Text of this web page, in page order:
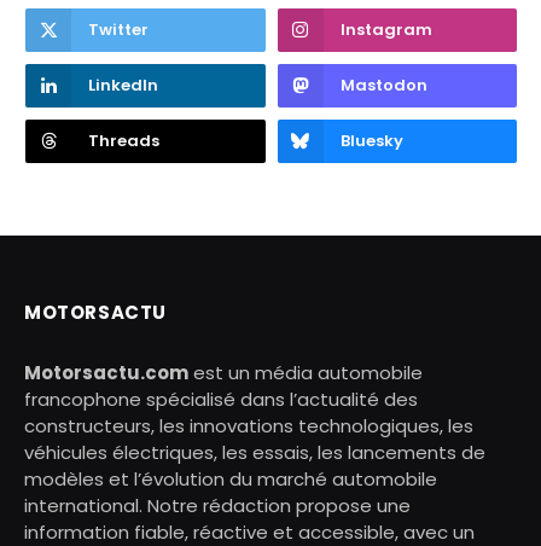
Twitter Instagram
LinkedIn Mastodon
Threads Bluesky
MOTORSACTU
Motorsactu.comest un média automobile
francophone spécialisé dans l’actualité des
constructeurs, les innovations technologiques, les
véhicules électriques, les essais, les lancements de
modèles et l’évolution du marché automobile
international. Notre rédaction propose une
information fiable, réactive et accessible, avec un